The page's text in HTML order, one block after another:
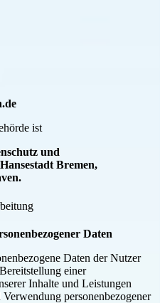
ist
und
Bremen,
Daten
Daten der Nutzer
einer
Inhalte und Leistungen
personenbezogener